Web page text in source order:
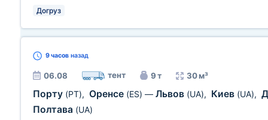
Догруз
9 часов назад
06.08 тент 9 т 30 м³
Порту (PT), Оренсе (ES) — Львов (UA), Киев (UA),
Полтава (UA)